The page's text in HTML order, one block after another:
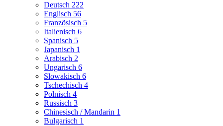
Deutsch 222
Englisch 56
Französisch 5
Italienisch 6
Spanisch 5
Japanisch 1
Arabisch 2
Ungarisch 6
Slowakisch 6
Tschechisch 4
Polnisch 4
Russisch 3
Chinesisch / Mandarin 1
Bulgarisch 1